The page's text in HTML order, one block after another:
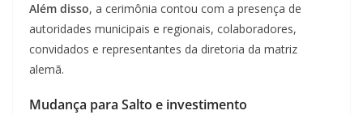
Além disso, a cerimônia contou com a presença de
autoridades municipais e regionais, colaboradores,
convidados e representantes da diretoria da matriz
alemã.
Mudança para Salto e investimento